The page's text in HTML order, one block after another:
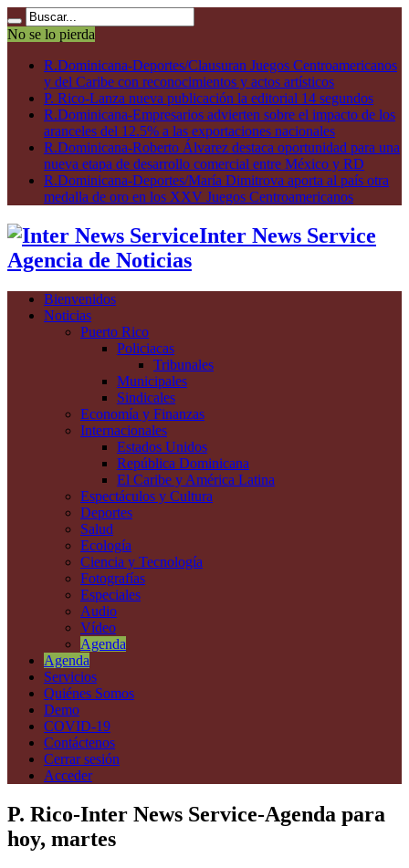
No se lo pierda
R.Dominicana-Deportes/Clausuran Juegos Centroamericanos
y del Caribe con reconocimientos y actos artísticos
P. Rico-Lanza nueva publicación la editorial 14 segundos
R.Dominicana-Empresarios advierten sobre el impacto de los
aranceles del 12.5% a las exportaciones nacionales
R.Dominicana-Roberto Álvarez destaca oportunidad para una
nueva etapa de desarrollo comercial entre México y RD
R.Dominicana-Deportes/María Dimitrova aporta al país otra
medalla de oro en los XXV Juegos Centroamericanos
Inter News Service
Agencia de Noticias
Bienvenidos
Noticias
Puerto Rico
Policiacas
Tribunales
Municipales
Sindicales
Economía y Finanzas
Internacionales
Estados Unidos
República Dominicana
El Caribe y América Latina
Espectáculos y Cultura
Deportes
Salud
Ecología
Ciencia y Tecnología
Fotografías
Especiales
Audio
Vídeo
Agenda
Agenda
Servicios
Quiénes Somos
Demo
COVID-19
Contáctenos
Cerrar sesión
Acceder
P. Rico-Inter News Service-Agenda para
hoy, martes